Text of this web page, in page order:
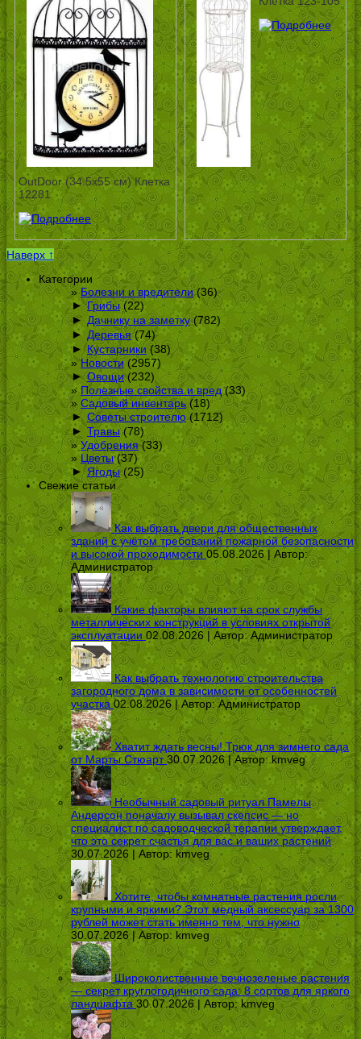
OutDoor (34.5х55 см) Клетка
12281
Наверх ↑
Категории
Болезни и вредители(36)
► Грибы(22)
► Дачнику на заметку(782)
► Деревья(74)
► Кустарники(38)
Новости (2957)
► Овощи(232)
Полезные свойства и вред(33)
Садовый инвентарь(18)
► Советы строителю(1712)
► Травы(78)
Удобрения(33)
Цветы(37)
► Ягоды(25)
Свежие статьи
Как выбрать двери для общественных
зданий с учётом требований пожарной безопасности
и высокой проходимости 05.08.2026 | Автор:
Администратор
Какие факторы влияют на срок службы
металлических конструкций в условиях открытой
эксплуатации 02.08.2026 | Автор:Администратор
Как выбрать технологию строительства
загородного дома в зависимости от особенностей
участка 02.08.2026 | Автор:Администратор
Хватит ждать весны! Трюк для зимнего сада
от Марты Стюарт 30.07.2026 | Автор:kmveg
Необычный садовый ритуал Памелы
Андерсон поначалу вызывал скепсис — но
специалист по садоводческой терапии утверждает,
что это секрет счастья для вас и ваших растений
30.07.2026 | Автор: kmveg
Хотите, чтобы комнатные растения росли
крупными и яркими? Этот медный аксессуар за 1300
рублей может стать именно тем, что нужно
30.07.2026 | Автор: kmveg
Широколиственные вечнозеленые растения
— секрет круглогодичного сада: 8 сортов для яркого
ландшафта 30.07.2026 | Автор:kmveg